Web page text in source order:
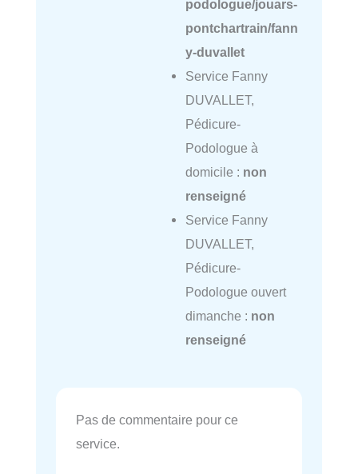
podologue/jouars-
pontchartrain/fann
y-duvallet
Service Fanny
DUVALLET,
Pédicure-
Podologue à
domicile : non
renseigné
Service Fanny
DUVALLET,
Pédicure-
Podologue ouvert
dimanche : non
renseigné
Pas de commentaire pour ce
service.